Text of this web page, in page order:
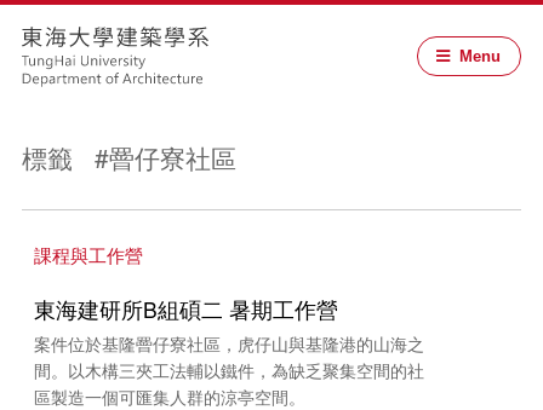
Menu
標籤 #罾仔寮社區
課程與工作營
東海建研所B組碩二 暑期工作營
案件位於基隆罾仔寮社區，虎仔山與基隆港的山海之
間。以木構三夾工法輔以鐵件，為缺乏聚集空間的社
區製造一個可匯集人群的涼亭空間。